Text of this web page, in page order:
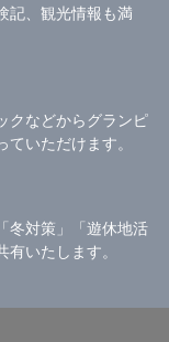
記、観光情報も満
クなどからグランピ
いただけます。
冬対策」「遊休地活
有いたします。